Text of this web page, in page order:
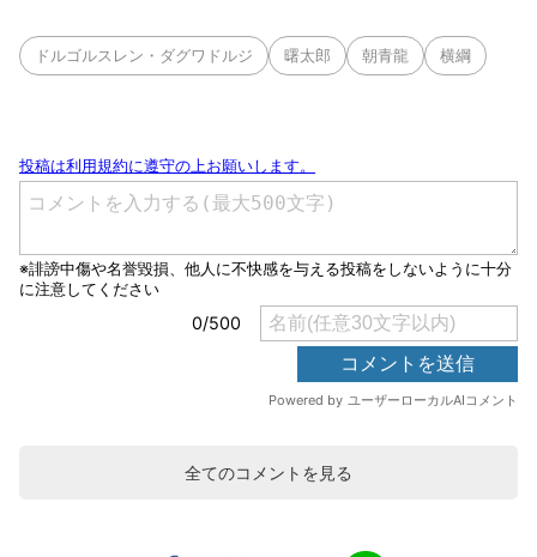
ドルゴルスレン・ダグワドルジ 曙太郎 朝青龍 横綱
全てのコメントを見る